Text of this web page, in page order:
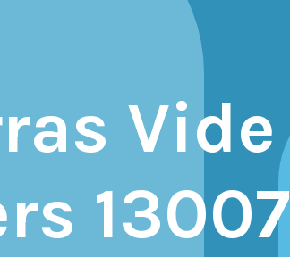
Vide
13007